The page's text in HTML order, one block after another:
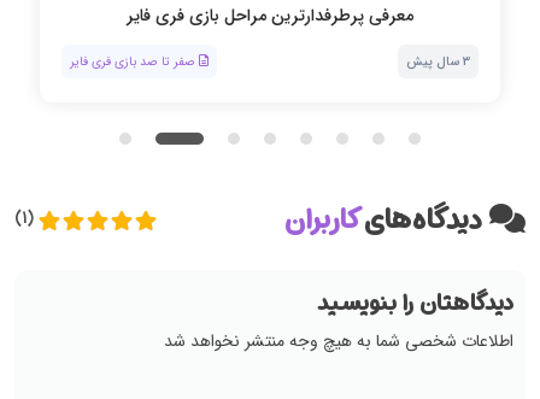
نحوه دو نفره یا تیمی بازی کردن در فری فایر
3 سال پیش صفر تا صد بازی فری فایر
دیدگاه‌هایکاربران (1)
دیدگاهتان را بنویسید
اطلاعات شخصی شما به هیچ وجه منتشر نخواهد شد